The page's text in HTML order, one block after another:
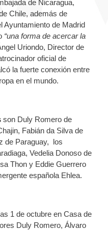
de Nicaragua,
Chile, además de
Ayuntamiento de Madrid
“una forma de acercar la
Uriondo, Director de
oficial de
la fuerte conexión entre
en el mundo.
son Duly Romero de
Fabián da Silva de
de Paraguay, los
Vedelia Donoso de
Thon y Eddie Guerrero
española Ehlea.
1 de octubre en Casa de
Duly Romero, Álvaro